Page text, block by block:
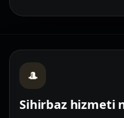
🎩
Sihirbaz hizmeti